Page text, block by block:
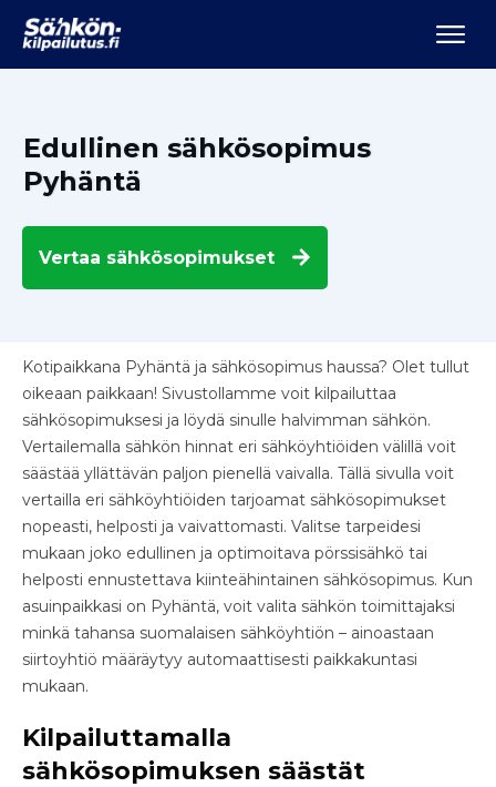
Edullinen sähkösopimus
Pyhäntä
Vertaa sähkösopimukset
Kotipaikkana Pyhäntä ja sähkösopimus haussa? Olet tullut
oikeaan paikkaan! Sivustollamme voit kilpailuttaa
sähkösopimuksesi ja löydä sinulle halvimman sähkön.
Vertailemalla sähkön hinnat eri sähköyhtiöiden välillä voit
säästää yllättävän paljon pienellä vaivalla. Tällä sivulla voit
vertailla eri sähköyhtiöiden tarjoamat sähkösopimukset
nopeasti, helposti ja vaivattomasti. Valitse tarpeidesi
mukaan joko edullinen ja optimoitava pörssisähkö tai
helposti ennustettava kiinteähintainen sähkösopimus. Kun
asuinpaikkasi on Pyhäntä, voit valita sähkön toimittajaksi
minkä tahansa suomalaisen sähköyhtiön – ainoastaan
siirtoyhtiö määräytyy automaattisesti paikkakuntasi
mukaan.
Kilpailuttamalla
sähkösopimuksen säästät